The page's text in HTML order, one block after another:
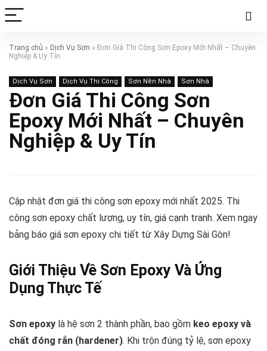
Trang chủ » Dịch Vụ Sơn » Đơn Giá Thi Công Sơn Epoxy Mới Nhất – Chuyên
Nghiệp & Uy Tín
Dịch Vụ Sơn Dịch Vụ Thi Công Sơn Nền Nhà Sơn Nhà
Đơn Giá Thi Công Sơn
Epoxy Mới Nhất – Chuyên
Nghiệp & Uy Tín
Cập nhật đơn giá thi công sơn epoxy mới nhất 2025. Thi
công sơn epoxy chất lượng, uy tín, giá cạnh tranh. Xem ngay
bảng báo giá sơn epoxy chi tiết từ Xây Dựng Sài Gòn!
Giới Thiệu Về Sơn Epoxy Và Ứng
Dụng Thực Tế
Sơn epoxy là hệ sơn 2 thành phần, bao gồm keo epoxy và
chất đóng rắn (hardener). Khi trộn đúng tỷ lệ, sơn epoxy